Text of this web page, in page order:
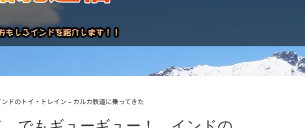
ドのトイ・トレイン – カルカ鉄道に乗ってきた